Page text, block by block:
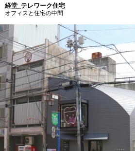
経堂_テレワーク住宅
オフィスと住宅の中間